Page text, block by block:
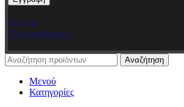
Όροι &
Προϋποθέσεις
Αναζήτηση
Μενού
Κατηγορίες